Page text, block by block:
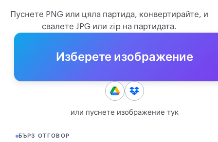
Премахване на фон
РЕДАКТИРАНЕ
Конвертиране
ДРУГИ
Пуснете PNG или цяла партида, конвертирайте, и
свалете JPG или zip на партидата.
Изберете изображение
или пуснете изображение тук
БЪРЗ ОТГОВОР